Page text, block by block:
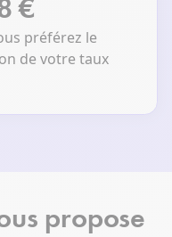
€
préférez le
de votre taux
propose